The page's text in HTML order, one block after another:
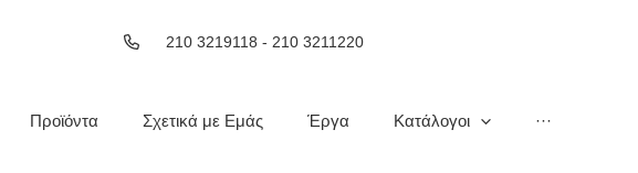
210 3219118 - 210 3211220
Προϊόντα Σχετικά με Εμάς Έργα Κατάλογοι ···